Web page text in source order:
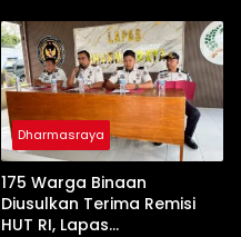
Dharmasraya
175 Warga Binaan
Diusulkan Terima Remisi
HUT RI, Lapas